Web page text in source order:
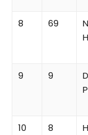
8 69
9 9
10 8